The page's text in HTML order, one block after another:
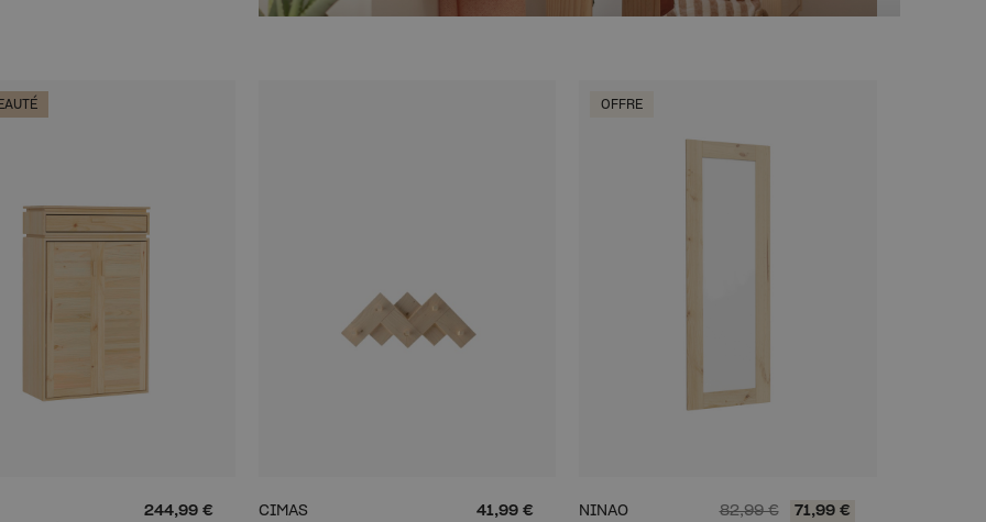
244,99 €
CIMAS
41,99 €
OFFRE
NINAO
82,99 € 71,99 €